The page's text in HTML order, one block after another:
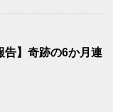
告】奇跡の6か月連